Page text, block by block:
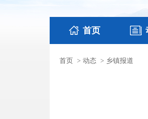
首页
国务要闻 本区
首页 > 动态 > 乡镇报道